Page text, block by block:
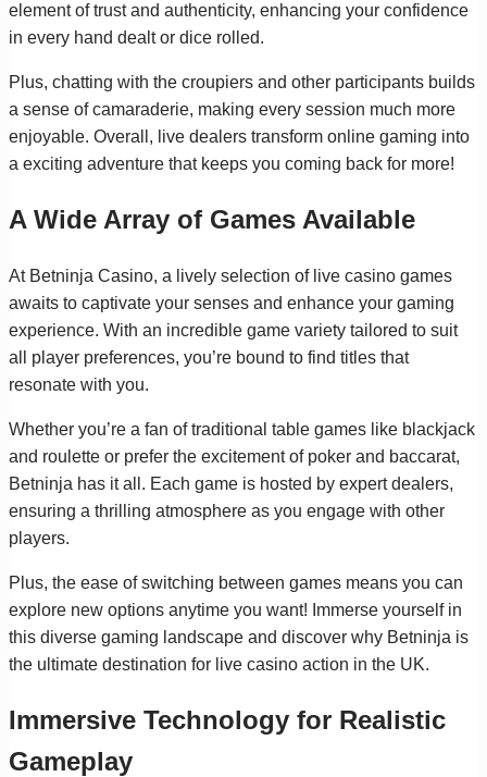
element of trust and authenticity, enhancing your confidence
in every hand dealt or dice rolled.
Plus, chatting with the croupiers and other participants builds
a sense of camaraderie, making every session much more
enjoyable. Overall, live dealers transform online gaming into
a exciting adventure that keeps you coming back for more!
A Wide Array of Games Available
At Betninja Casino, a lively selection of live casino games
awaits to captivate your senses and enhance your gaming
experience. With an incredible game variety tailored to suit
all player preferences, you’re bound to find titles that
resonate with you.
Whether you’re a fan of traditional table games like blackjack
and roulette or prefer the excitement of poker and baccarat,
Betninja has it all. Each game is hosted by expert dealers,
ensuring a thrilling atmosphere as you engage with other
players.
Plus, the ease of switching between games means you can
explore new options anytime you want! Immerse yourself in
this diverse gaming landscape and discover why Betninja is
the ultimate destination for live casino action in the UK.
Immersive Technology for Realistic
Gameplay